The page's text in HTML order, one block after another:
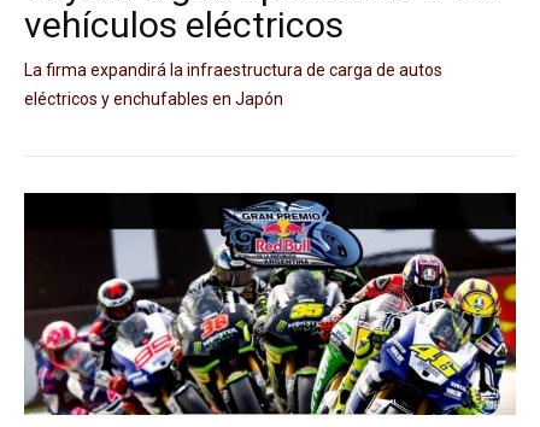
vehículos eléctricos
La firma expandirá la infraestructura de carga de autos
eléctricos y enchufables en Japón